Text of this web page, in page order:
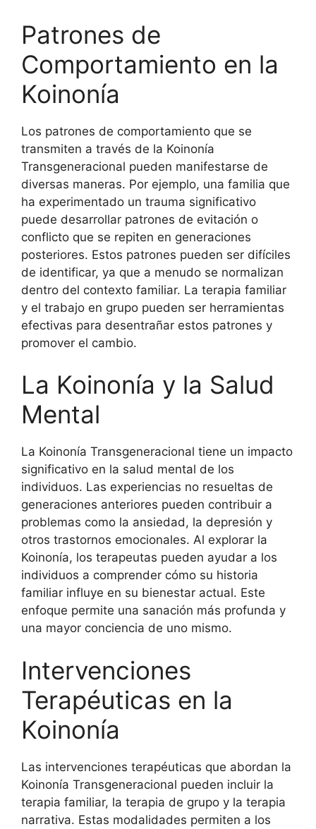
Patrones de
Comportamiento en la
Koinonía
Los patrones de comportamiento que se
transmiten a través de la Koinonía
Transgeneracional pueden manifestarse de
diversas maneras. Por ejemplo, una familia que
ha experimentado un trauma significativo
puede desarrollar patrones de evitación o
conflicto que se repiten en generaciones
posteriores. Estos patrones pueden ser difíciles
de identificar, ya que a menudo se normalizan
dentro del contexto familiar. La terapia familiar
y el trabajo en grupo pueden ser herramientas
efectivas para desentrañar estos patrones y
promover el cambio.
La Koinonía y la Salud
Mental
La Koinonía Transgeneracional tiene un impacto
significativo en la salud mental de los
individuos. Las experiencias no resueltas de
generaciones anteriores pueden contribuir a
problemas como la ansiedad, la depresión y
otros trastornos emocionales. Al explorar la
Koinonía, los terapeutas pueden ayudar a los
individuos a comprender cómo su historia
familiar influye en su bienestar actual. Este
enfoque permite una sanación más profunda y
una mayor conciencia de uno mismo.
Intervenciones
Terapéuticas en la
Koinonía
Las intervenciones terapéuticas que abordan la
Koinonía Transgeneracional pueden incluir la
terapia familiar, la terapia de grupo y la terapia
narrativa. Estas modalidades permiten a los